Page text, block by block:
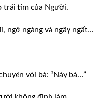
trái tim của Người.
ngỡ ngàng và ngây ngất…
với bà: “Này bà…”